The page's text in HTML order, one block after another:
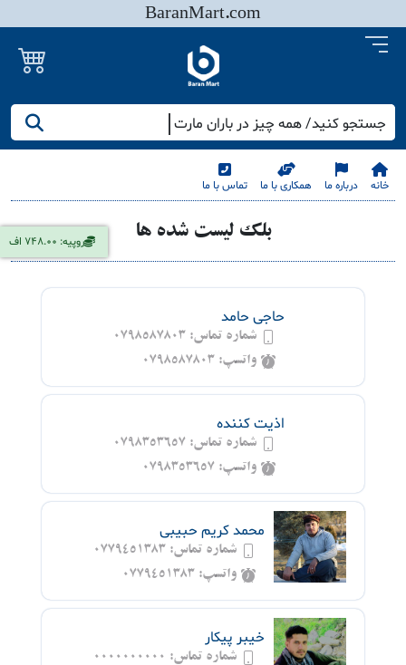
BaranMart.com
جستجو کنید/ همه چیز در باران مارت
خانه درباره ما همکاری با ما تماس با ما
روپیه: 748.00 اف بلک لیست شده ها
حاجی حامد
شماره تماس: 0798587803
واتسپ: 0798587803
اذیت کننده
شماره تماس: 0798353657
واتسپ: 0798353657
محمد کریم حبیبی
شماره تماس: ۰۷۷۹۴۵۱۳۸۳
واتسپ: ۰۷۷۹۴۵۱۳۸۳
خیبر پیکار
شماره تماس: 0000000000